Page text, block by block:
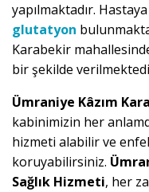
yapılmaktadır.
glutatyon
Karabekir
bir şekilde
Ümraniye Kâzım
kabinimizin her
hizmeti alabilir ve
koruyabilirsiniz.
Sağlık Hizmeti, her